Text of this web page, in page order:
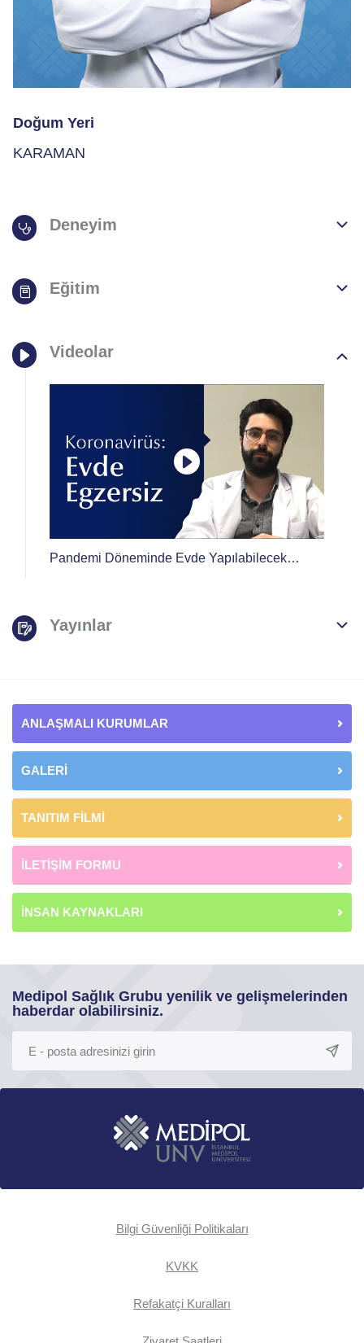
Doğum Yeri
KARAMAN
Deneyim
Eğitim
Videolar
Pandemi Döneminde Evde Yapılabilecek
Yayınlar
ANLAŞMALI KURUMLAR
GALERİ
TANITIM FİLMİ
İLETİŞİM FORMU
İNSAN KAYNAKLARI
Medipol Sağlık Grubu yenilik ve gelişmelerinden
haberdar olabilirsiniz.
Bilgi Güvenliği Politikaları
KVKK
Refakatçi Kuralları